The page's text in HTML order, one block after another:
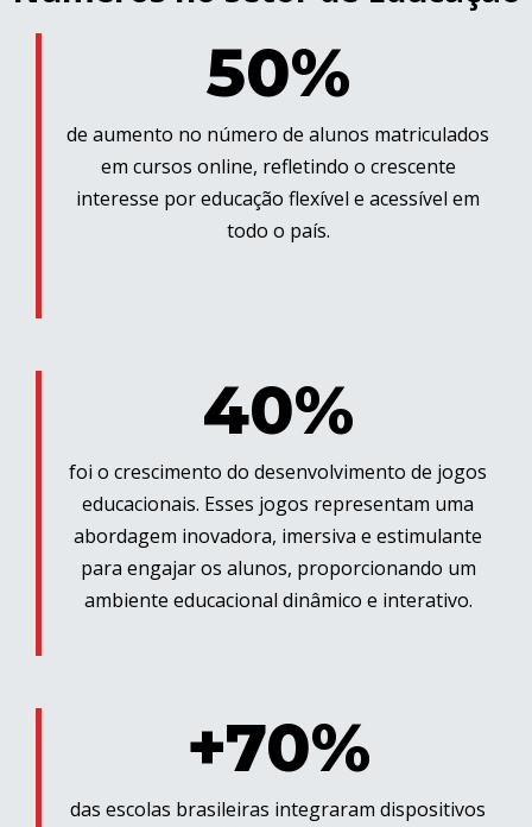
50%
de aumento no número de alunos matriculados
em cursos online, refletindo o crescente
interesse por educação flexível e acessível em
todo o país.
40%
foi o crescimento do desenvolvimento de jogos
educacionais. Esses jogos representam uma
abordagem inovadora, imersiva e estimulante
para engajar os alunos, proporcionando um
ambiente educacional dinâmico e interativo.
+70%
das escolas brasileiras integraram dispositivos